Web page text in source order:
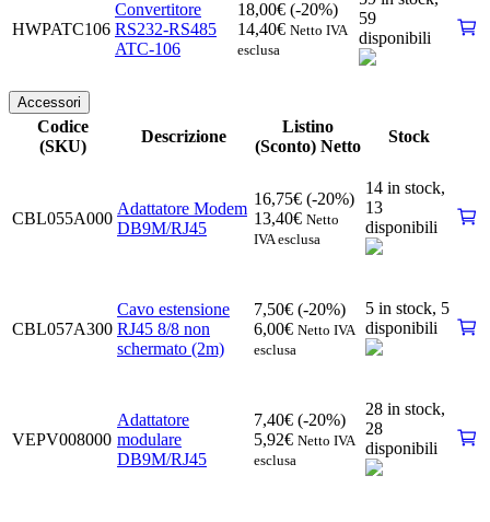
HWPATC106
Convertitore
RS232-RS485
ATC-106
18,00€ (-20%)
14,40€ Netto IVA
esclusa
59
disponibili
Accessori
Codice
(SKU)
Descrizione
Listino
(Sconto) Netto
Stock
CBL055A000
Adattatore Modem
DB9M/RJ45
16,75€ (-20%)
13,40€ Netto
IVA esclusa
14 in stock,
13
disponibili
CBL057A300
Cavo estensione
RJ45 8/8 non
schermato (2m)
7,50€ (-20%)
6,00€ Netto IVA
esclusa
5 in stock, 5
disponibili
VEPV008000
Adattatore
modulare
DB9M/RJ45
7,40€ (-20%)
5,92€ Netto IVA
esclusa
28 in stock,
28
disponibili